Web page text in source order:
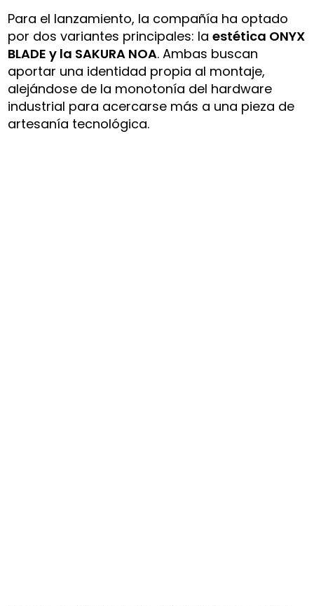
Para el lanzamiento, la compañía ha optado
por dos variantes principales: laestética ONYX
BLADE y la SAKURA NOA. Ambas buscan
aportar una identidad propia al montaje,
alejándose de la monotonía del hardware
industrial para acercarse más a una pieza de
artesanía tecnológica.